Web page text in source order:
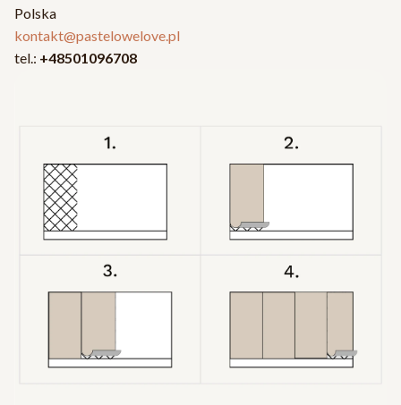
Polska
kontakt@pastelowelove.pl
tel.: +48501096708